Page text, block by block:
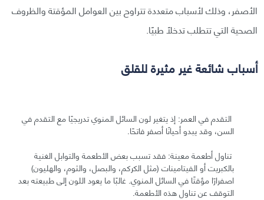
الأصفر، وذلك لأسباب متعددة تتراوح بين العوامل المؤقتة والظروف
الصحية التي تتطلب تدخلاً طبيًا.
أسباب شائعة غير مثيرة للقلق
التقدم في العمر: إذ يتغير لون السائل المنوي تدريجيًا مع التقدم في
السن، وقد يبدو أحيانًا أصفر فاتحًا.
تناول أطعمة معينة: فقد تسبب بعض الأطعمة والتوابل الغنية
بالكبريت أو الفيتامينات (مثل الكركم، والبصل، والثوم، والهليون)
اصفرارًا مؤقتًا في السائل المنوي. غالبًا ما يعود اللون إلى طبيعته بعد
التوقف عن تناول هذه الأطعمة.